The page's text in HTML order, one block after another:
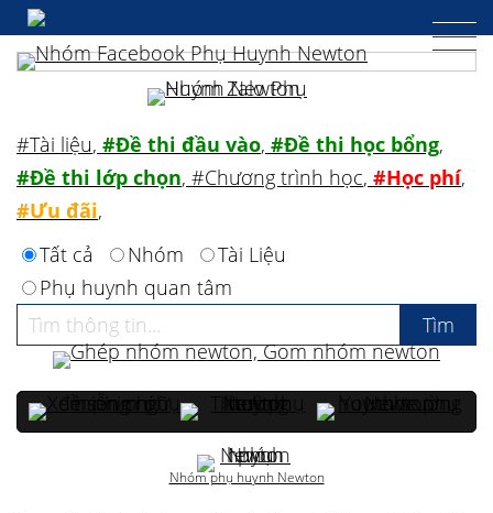
#Tài liệu, #Đề thi đầu vào, #Đề thi học bổng,
#Đề thi lớp chọn, #Chương trình học, #Học phí,
#Ưu đãi,
Tất cả
Nhóm
Tài Liệu
Phụ huynh quan tâm
Nhóm phụ huynh Newton